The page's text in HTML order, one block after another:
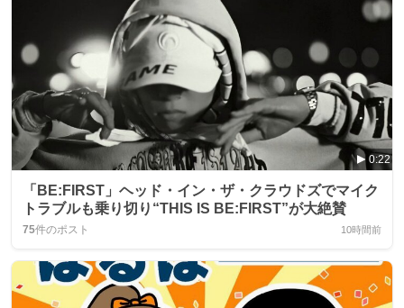
0:22
「BE:FIRST」ヘッド・イン・ザ・クラウドズでマイク
トラブルも乗り切り“THIS IS BE:FIRST”が大絶賛
75件のポスト 10時間前